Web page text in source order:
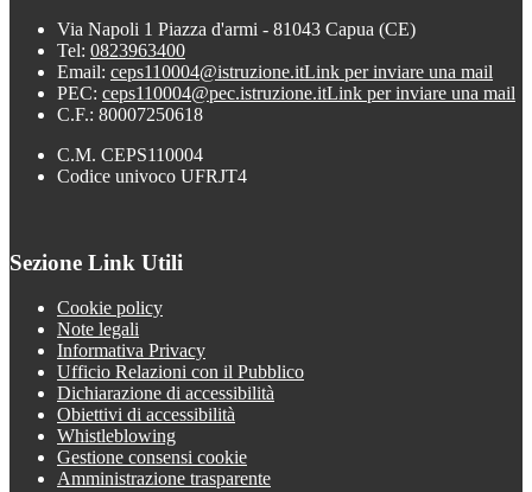
Via Napoli 1 Piazza d'armi - 81043 Capua (CE)
Tel: 0823963400
Email: ceps110004@istruzione.itLink per inviare una mail
PEC: ceps110004@pec.istruzione.itLink per inviare una mail
C.F.: 80007250618
C.M. CEPS110004
Codice univoco UFRJT4
Sezione Link Utili
Cookie policy
Note legali
Informativa Privacy
Ufficio Relazioni con il Pubblico
Dichiarazione di accessibilità
Obiettivi di accessibilità
Whistleblowing
Gestione consensi cookie
Amministrazione trasparente